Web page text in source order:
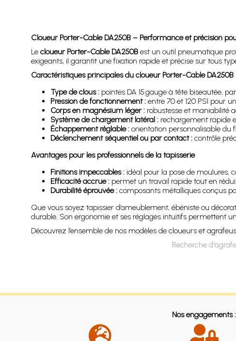
Cloueur Porter-Cable DA250B – Performance et précision
Le cloueur Porter-Cable DA250Best un outil pneumatique
exigeants, il garantit une fixation rapide et précise sur tous
Caractéristiques principales du cloueur Porter-Cable DA250B
Type de clous :pointes DA 15 gauge à tête biseautée,
Pression de fonctionnement :entre 70 et 120 PSI pour
Corps en magnésium léger :robustesse et maniabilité
Système de chargement latéral :rechargement rapide
Échappement réglable :orientation personnalisable du
Déclenchement séquentiel ou par contact :contrôle
Avantages pour les professionnels de la tapisserie
Finitions impeccables :idéal pour la pose de moulures,
Efficacité accrue :permet un travail rapide tout en
Durabilité éprouvée :composants métalliques conçus
Que vous soyez tapissier d’ameublement, ébéniste ou
durable. Son ergonomie et ses réglages intuitifs permettent
Découvrez l’ensemble de nos modèles de cloueurs et
Recherche
Nos engagements :